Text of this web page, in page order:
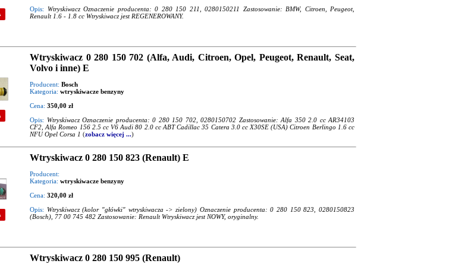
Opis: Wtryskiwacz Oznaczenie producenta: 0 280 150 211, 0280150211 Zastosowanie: BMW, Citroen, Peugeot,
Renault 1.6 - 1.8 cc Wtryskiwacz jest REGENEROWANY.
Wtryskiwacz 0 280 150 702 (Alfa, Audi, Citroen, Opel, Peugeot, Renault, Seat,
Volvo i inne) E
Producent: Bosch
Kategoria: wtryskiwacze benzyny
Cena: 350,00 zł
Opis: Wtryskiwacz Oznaczenie producenta: 0 280 150 702, 0280150702 Zastosowanie: Alfa 350 2.0 cc AR34103
CF2, Alfa Romeo 156 2.5 cc V6 Audi 80 2.0 cc ABT Cadillac 35 Catera 3.0 cc X30SE (USA) Citroen Berlingo 1.6 cc
NFU Opel Corsa 1 (zobacz więcej ...)
Wtryskiwacz 0 280 150 823 (Renault) E
Producent:
Kategoria: wtryskiwacze benzyny
Cena: 320,00 zł
Opis: Wtryskiwacz (kolor "główki" wtryskiwacza -> zielony) Oznaczenie producenta: 0 280 150 823, 0280150823
(Bosch), 77 00 745 482 Zastosowanie: Renault Wtryskiwacz jest NOWY, oryginalny.
Wtryskiwacz 0 280 150 995 (Renault)